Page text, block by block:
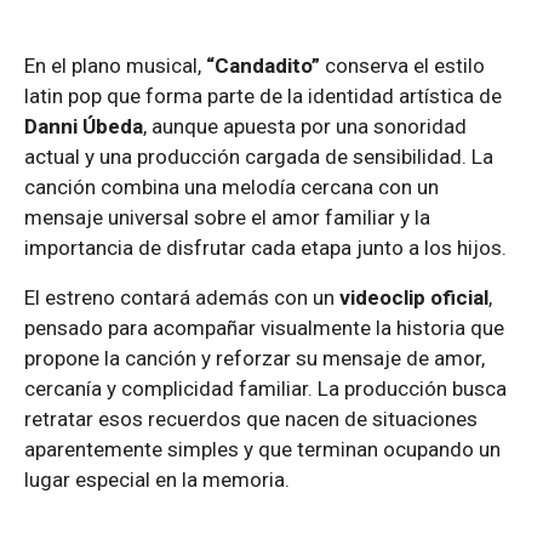
En el plano musical, “Candadito” conserva el estilo
latin pop que forma parte de la identidad artística de
Danni Úbeda, aunque apuesta por una sonoridad
actual y una producción cargada de sensibilidad. La
canción combina una melodía cercana con un
mensaje universal sobre el amor familiar y la
importancia de disfrutar cada etapa junto a los hijos.
El estreno contará además con un videoclip oficial,
pensado para acompañar visualmente la historia que
propone la canción y reforzar su mensaje de amor,
cercanía y complicidad familiar. La producción busca
retratar esos recuerdos que nacen de situaciones
aparentemente simples y que terminan ocupando un
lugar especial en la memoria.